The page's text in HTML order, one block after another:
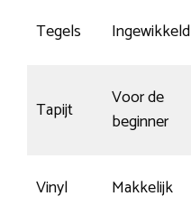
Tegels Ingewikkeld
Tapijt
Voor de
beginner
Vinyl Makkelijk